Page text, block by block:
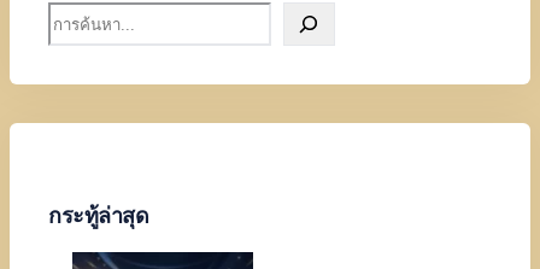
e
c
กระทู้ล่าสุด